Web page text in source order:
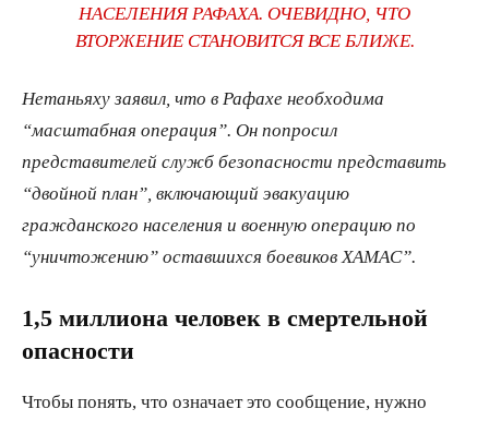
НАСЕЛЕНИЯ РАФАХА. ОЧЕВИДНО, ЧТО
ВТОРЖЕНИЕ СТАНОВИТСЯ ВСЕ БЛИЖЕ.
Нетаньяху заявил, что в Рафахе необходима
“масштабная операция”. Он попросил
представителей служб безопасности представить
“двойной план”, включающий эвакуацию
гражданского населения и военную операцию по
“уничтожению” оставшихся боевиков ХАМАС”.
1,5 миллиона человек в смертельной
опасности
Чтобы понять, что означает это сообщение, нужно